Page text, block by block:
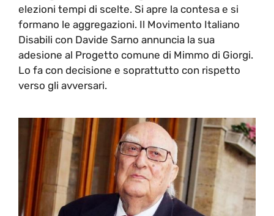
elezioni tempi di scelte. Si apre la contesa e si
formano le aggregazioni. Il Movimento Italiano
Disabili con Davide Sarno annuncia la sua
adesione al Progetto comune di Mimmo di Giorgi.
Lo fa con decisione e soprattutto con rispetto
verso gli avversari.